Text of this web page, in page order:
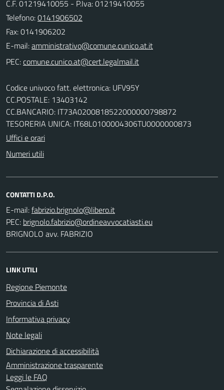
C.F. 01219410055 - P.Iva: 01219410055
Telefono:0141906502
Fax: 0141906202
E-mail:
PEC:
Codice univoco fatt. elettronica: UFV95Y
CC.POSTALE: 13403142
CC.BANCARIO: IT73A0200818522000000798872
TESORERIA UNICA: IT68L0100004306TU0000000873
Uffici e orari
Numeri utili
CONTATTI D.P.O.
E-mail:
PEC:
BRIGNOLO avv. FABRIZIO
LINK UTILI
Regione Piemonte
Provincia di Asti
Informativa privacy
Note legali
Dichiarazione di accessibilità
Amministrazione trasparente
Leggi le FAQ